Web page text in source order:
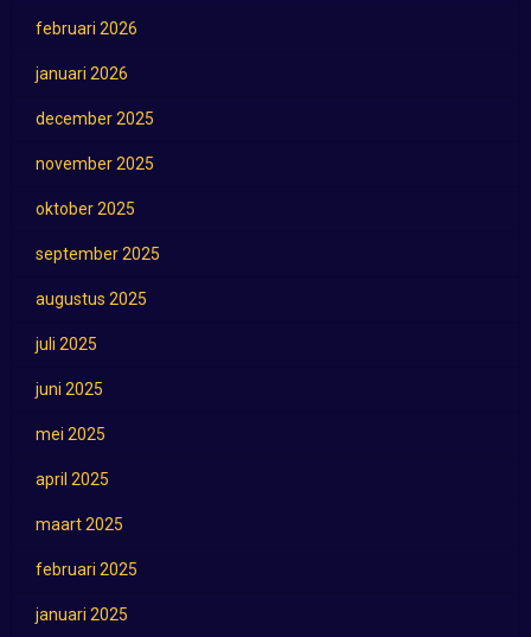
februari 2026
januari 2026
december 2025
november 2025
oktober 2025
september 2025
augustus 2025
juli 2025
juni 2025
mei 2025
april 2025
maart 2025
februari 2025
januari 2025